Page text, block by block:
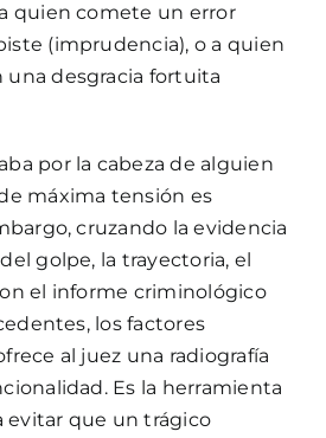
quien comete un error
(imprudencia), o a quien
una desgracia fortuita
por la cabeza de alguien
máxima tensión es
cruzando la evidencia
golpe, la trayectoria, el
el informe criminológico
los factores
al juez una radiografía
Es la herramienta
evitar que un trágico